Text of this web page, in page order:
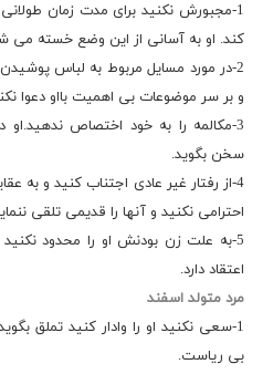
1-مجبورش نكنید برای مدت زمان
كند. او به آسانی از این وضع خسته می
2-در مورد مسایل مربوط به لباس
و بر سر موضوعات بی اهمیت بااو دعوا
3-مكالمه را به خود اختصاص ندهید.او
سخن بگوید.
4-از رفتار غیر عادی اجتناب كنید و به
احترامی نكنید و آنها را قدیمی تلقی
5-به علت زن بودنش او را محدود
اعتقاد دارد.
مرد متولد اسفند
1-سعی نكنید او را وادار كنید تملق
بی ریاست.